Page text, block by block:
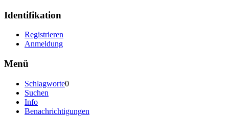
Identifikation
Registrieren
Anmeldung
Menü
Schlagworte0
Suchen
Info
Benachrichtigungen